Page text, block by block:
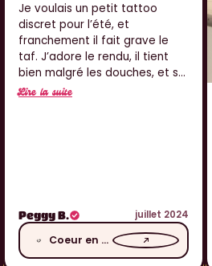
Je voulais un petit tattoo
discret pour l’été, et
franchement il fait grave le
taf. J’adore le rendu, il tient
bien malgré les douches, et sur
l’épaule ça passe crème. Juste
Lire la suite
Peggy B. juillet 2024
Coeur en fleur